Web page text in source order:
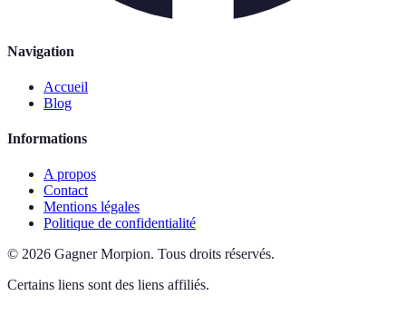
Navigation
Accueil
Blog
Informations
A propos
Contact
Mentions légales
Politique de confidentialité
© 2026 Gagner Morpion. Tous droits réservés.
Certains liens sont des liens affiliés.